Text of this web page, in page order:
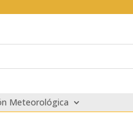
Meteorológica